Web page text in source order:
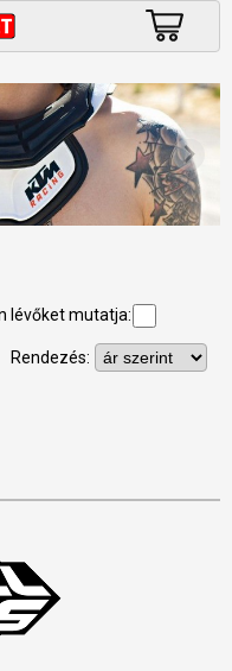
lévőket mutatja:
Rendezés: